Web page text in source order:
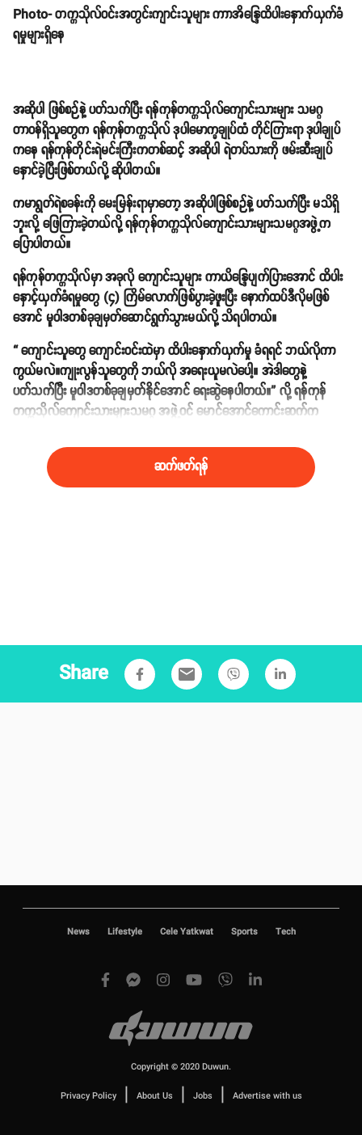
Photo- တက္ကသိုလ်ဝင်းအတွင်းကျာင်းသူများ ကာာအိန္ဒြေထိပါးနှောက်ယှက်ခံ
ရမှုများရှိနေ
အဆိုပါ ဖြစ်စဉ်နဲ့ ပတ်သက်ပြီး ရန်ကုန်တက္ကသိုလ်ကျောင်းသားများ သမဂ္ဂ
တာဝန်ရှိသူတွေက ရန်ကုန်တက္ကသိုလ် ဒုပါမောက္ခချုပ်ထံ တိုင်ကြားရာ ဒုပါချုပ်
ကနေ ရန်ကုန်တိုင်းရဲမင်းကြီးကတစ်ဆင့် အဆိုပါ ရဲတပ်သားကို ဖမ်းဆီးချုပ်
နှောင်ခဲ့ပြီးဖြစ်တယ်လို့ ဆိုပါတယ်။
ကမာရွတ်ရဲစခန်းကို မေးမြန်းရာမှာတော့ အဆိုပါဖြစ်စဉ်နဲ့ ပတ်သက်ပြီး မသိရှိ
ဘူးလို့ ဖြေကြားခဲ့တယ်လို့ ရန်ကုန်တက္ကသိုလ်ကျောင်းသားများသမဂ္ဂအဖွဲ့က
ပြောပါတယ်။
ရန်ကုန်တက္ကသိုလ်မှာ အခုလို ကျောင်းသူများ ကာယိန္ဒြေပျက်ပြားအောင် ထိပါး
နှောင့်ယှက်ခံရမှုတွေ (၄) ကြိမ်လောက်ဖြစ်ပွားခဲ့ဖူးပြီး နောက်ထပ်ဒီလိုမဖြစ်
အောင် မူဝါဒတစ်ခုချမှတ်ဆောင်ရွက်သွားမယ်လို့ သိရပါတယ်။
“ ကျောင်းသူတွေ ကျောင်းဝင်းထဲမှာ ထိပါးနှောက်ယှက်မှု ခံရရင် ဘယ်လိုကာ
ကွယ်မလဲ။ကျုးလွန်သူတွေကို ဘယ်လို အရေးယူမလဲပေါ့။ အဲဒါတွေနဲ့
ပတ်သက်ပြီး မူဝါဒတစ်ခုချမှတ်နိုင်အောင် ရေးဆွဲနေပါတယ်။” လို့ ရန်ကုန်
တက္ကသိုလ်ကျောင်းသားများသမဂ္ဂ အဖွဲ့ဝင် မောင်အောင်ကောင်းဆက်က
ဆက်ဖတ်ရန်
Share email
News Lifestyle Cele Yatkwat Sports Tech
Copyright © 2020 Duwun.
Privacy Policy | About Us | Jobs | Advertise with us